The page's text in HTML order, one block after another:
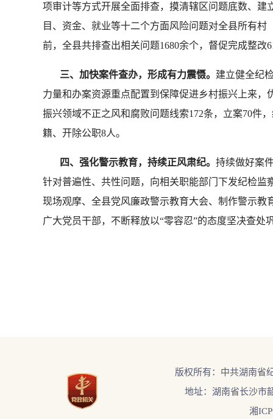
项审计等方式开展全面排查，摸清辖区问题底数、
目、资金、就业等十二个方面风险问题对全县所有
前，全县共排查出相关问题1680余个，督促完成整改
三、加快案件查办，形成有力震慑。 建立健全纪
力量和办案资源重点配置到保障促进乡村振兴上来
振兴领域不正之风和腐败问题线索172条，立案70件
籍、开除公职8人。
四、强化警示教育，持续正风肃纪。 持续做好案
针对普遍性、共性问题，向相关职能部门下发纪检
现场观摩、全县党风廉政警示教育大会、制作警示
广大党员干部，不断释放以“零容忍”的态度坚决查
版权所有：中共湖南省
地址：湖南省长沙市
湘